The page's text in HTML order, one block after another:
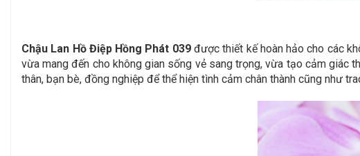
Chậu Lan Hồ Điệp Hồng Phát 039 được thiết kế hoàn hảo cho các
vừa mang đến cho không gian sống vẻ sang trọng, vừa tạo cảm
thân, bạn bè, đồng nghiệp để thể hiện tình cảm chân thành cũng như